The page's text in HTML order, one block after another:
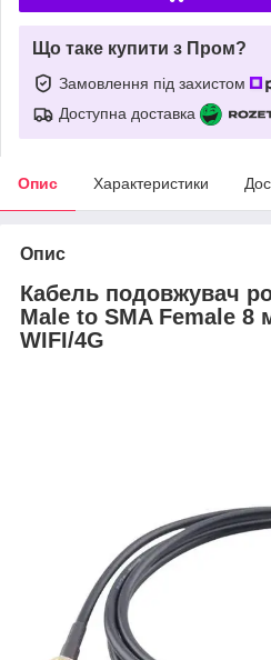
Що таке купити з Пром?
Замовлення під захистом
Доступна доставка
Опис Характеристики
Опис
Кабель подовжувач
Male to SMA Female 8
WIFI/4G